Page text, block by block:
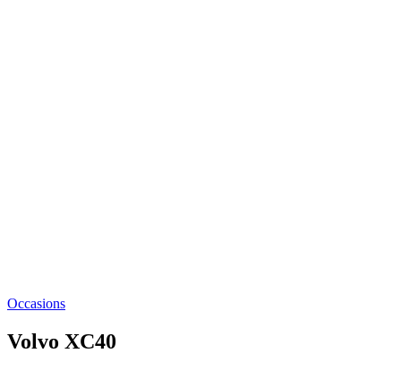
Occasions
Volvo XC40